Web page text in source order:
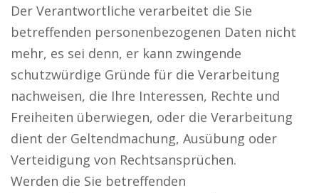
Der Verantwortliche verarbeitet die Sie
betreffenden personenbezogenen Daten nicht
mehr, es sei denn, er kann zwingende
schutzwürdige Gründe für die Verarbeitung
nachweisen, die Ihre Interessen, Rechte und
Freiheiten überwiegen, oder die Verarbeitung
dient der Geltendmachung, Ausübung oder
Verteidigung von Rechtsansprüchen.
Werden die Sie betreffenden